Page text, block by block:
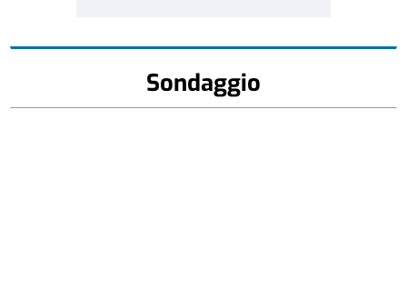
Sondaggio